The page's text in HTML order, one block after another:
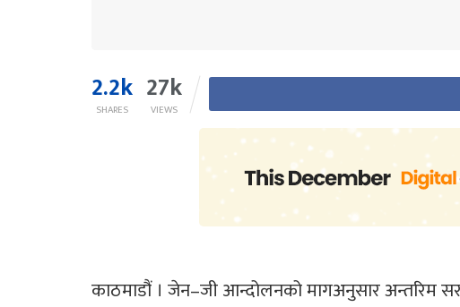
2.2k
SHARES
27k
VIEWS
काठमाडौं । जेन–जी आन्दोलनको मागअनुसार अन्तरिम